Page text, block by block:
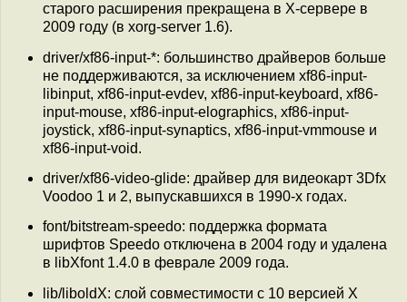
старого расширения прекращена в X-сервере в
2009 году (в xorg-server 1.6).
driver/xf86-input-*: большинство драйверов больше
не поддерживаются, за исключением xf86-input-
libinput, xf86-input-evdev, xf86-input-keyboard, xf86-
input-mouse, xf86-input-elographics, xf86-input-
joystick, xf86-input-synaptics, xf86-input-vmmouse и
xf86-input-void.
driver/xf86-video-glide: драйвер для видеокарт 3Dfx
Voodoo 1 и 2, выпускавшихся в 1990-х годах.
font/bitstream-speedo: поддержка формата
шрифтов Speedo отключена в 2004 году и удалена
в libXfont 1.4.0 в феврале 2009 года.
lib/liboldX: слой совместимости с 10 версией X